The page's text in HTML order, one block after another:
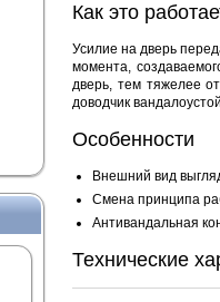
Как это
Усилие на дверь
момента,
дверь, тем тяжелее
доводчик
Особенности
Внешний вид
Смена принципа
Антивандальная
Технические